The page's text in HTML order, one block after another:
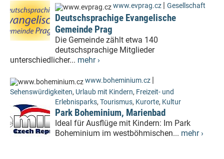
www.evprag.cz | Gesellschaft
Deutschsprachige Evangelische
Gemeinde Prag
Die Gemeinde zählt etwa 140
deutschsprachige Mitglieder
unterschiedlicher... mehr ›
www.boheminium.cz |
Sehenswürdigkeiten, Urlaub mit Kindern, Freizeit- und
Erlebnisparks, Tourismus, Kurorte, Kultur
Park Boheminium, Marienbad
Ideal für Ausflüge mit Kindern: Im Park
Boheminium im westböhmischen... mehr ›